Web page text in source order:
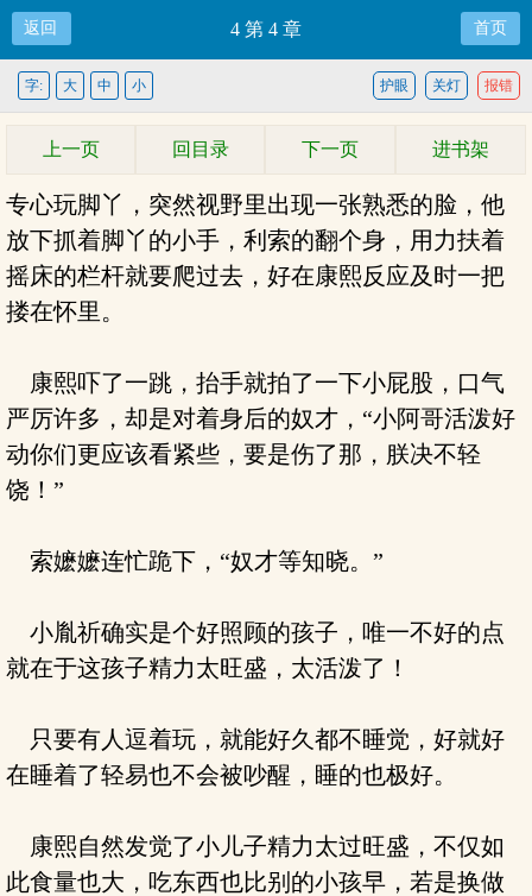
返回 4 第 4 章 首页
报错
关灯
护眼
字: 大 中 小
上一页 回目录 下一页 进书架
专心玩脚丫，突然视野里出现一张熟悉的脸，他
放下抓着脚丫的小手，利索的翻个身，用力扶着
摇床的栏杆就要爬过去，好在康熙反应及时一把
搂在怀里。
康熙吓了一跳，抬手就拍了一下小屁股，口气
严厉许多，却是对着身后的奴才，“小阿哥活泼好
动你们更应该看紧些，要是伤了那，朕决不轻
饶！”
索嬷嬷连忙跪下，“奴才等知晓。”
小胤祈确实是个好照顾的孩子，唯一不好的点
就在于这孩子精力太旺盛，太活泼了！
只要有人逗着玩，就能好久都不睡觉，好就好
在睡着了轻易也不会被吵醒，睡的也极好。
康熙自然发觉了小儿子精力太过旺盛，不仅如
此食量也大，吃东西也比别的小孩早，若是换做